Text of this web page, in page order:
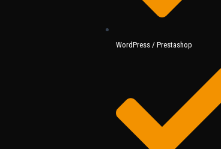
WordPress / Prestashop